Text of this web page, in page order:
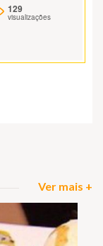
129
visualizações
Ver mais +